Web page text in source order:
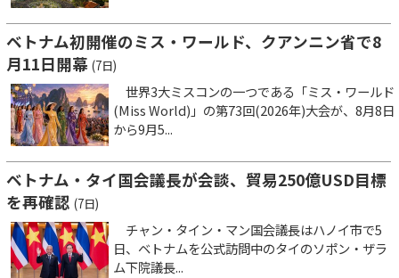
ベトナム初開催のミス・ワールド、クアンニン省で8
月11日開幕 (7日)
世界3大ミスコンの一つである「ミス・ワールド
(Miss World)」の第73回(2026年)大会が、8月8日
から9月5...
ベトナム・タイ国会議長が会談、貿易250億USD目標
を再確認 (7日)
チャン・タイン・マン国会議長はハノイ市で5
日、ベトナムを公式訪問中のタイのソポン・ザラ
ム下院議長...